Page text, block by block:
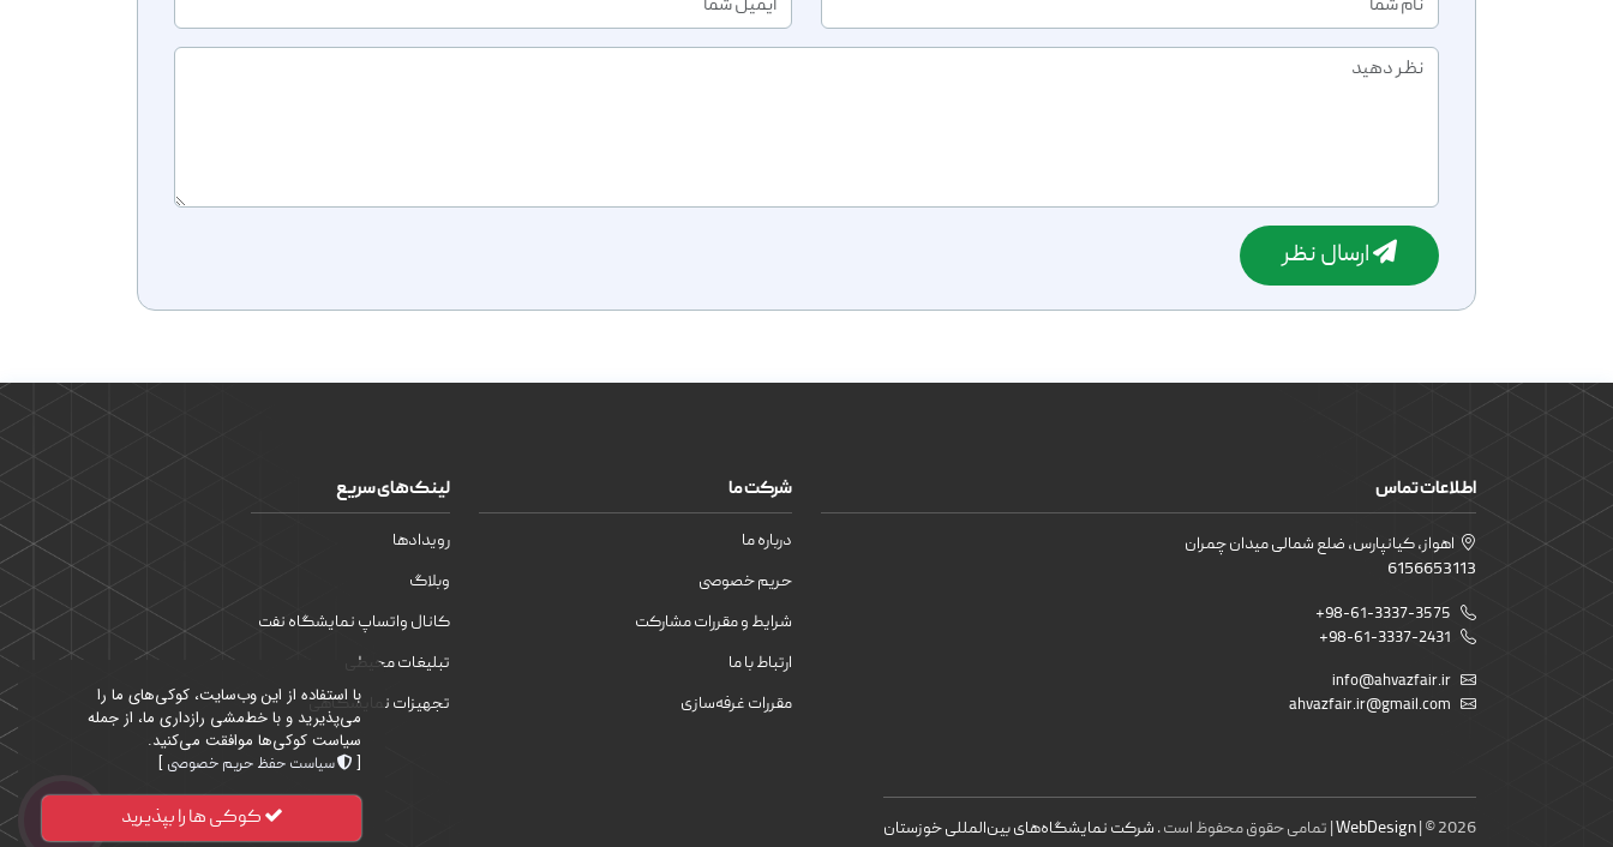
ارسال نظر
اطلاعات تماس
اهواز، کیانپارس، ضلع شمالی میدان چمران
6156653113
+98-61-3337-3575
+98-61-3337-2431
info@ahvazfair.ir
ahvazfair.ir@gmail.com
شرکت ما
درباره ما
حریم خصوصی
شرایط و مقررات مشارکت
ارتباط با ما
مقررات غرفه‌سازی
لینک‌های سریع
رویدادها
وبلاگ
کانال واتساپ نمایشگاه نفت
تبلیغات محیطی
تجهیزات نمایشگاهی
WebDesign | © 2026 | تمامی حقوق محفوظ است . شرکت نمایشگاه‌های بین‌المللی خوزستان
با استفاده از این وب‌سایت، کوکی‌های ما را
می‌پذیرید و با خط‌مشی رازداری ما، از جمله
سیاست کوکی‌ها موافقت می‌کنید.
[
سیاست حفظ حریم خصوصی ]
کوکی ها را بپذیرید